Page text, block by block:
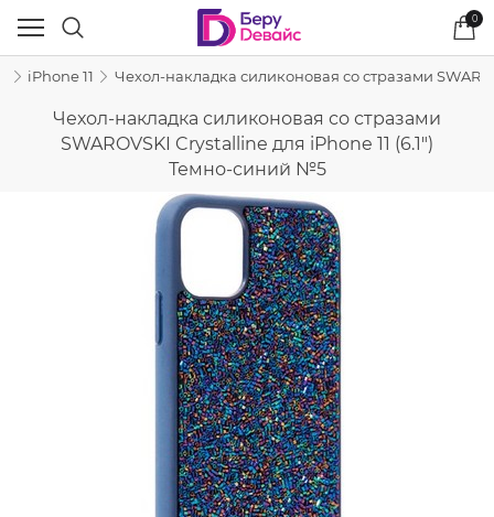
0
iPhone 11 Чехол-накладка силиконовая со стразами
Чехол-накладка силиконовая со стразами
SWAROVSKI Crystalline для iPhone 11 (6.1")
Темно-синий №5